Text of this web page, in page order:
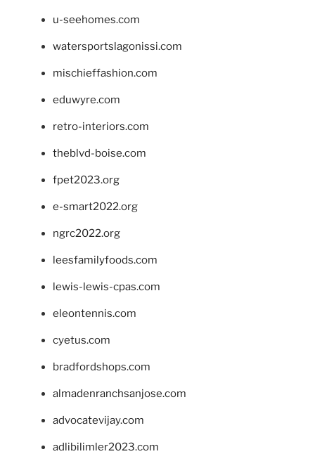
u-seehomes.com
watersportslagonissi.com
mischieffashion.com
eduwyre.com
retro-interiors.com
theblvd-boise.com
fpet2023.org
e-smart2022.org
ngrc2022.org
leesfamilyfoods.com
lewis-lewis-cpas.com
eleontennis.com
cyetus.com
bradfordshops.com
almadenranchsanjose.com
advocatevijay.com
adlibilimler2023.com